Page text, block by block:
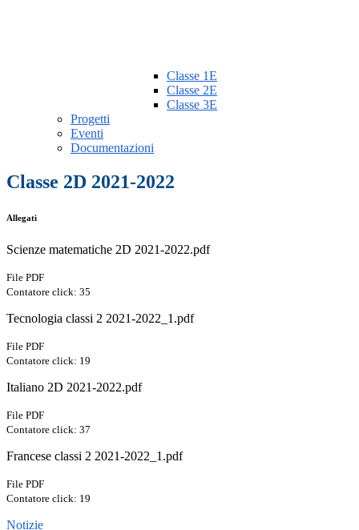
Classe 1E
Classe 2E
Classe 3E
Progetti
Eventi
Documentazioni
Classe 2D 2021-2022
Allegati
Scienze matematiche 2D 2021-2022.pdf
File PDF
Contatore click: 35
Tecnologia classi 2 2021-2022_1.pdf
File PDF
Contatore click: 19
Italiano 2D 2021-2022.pdf
File PDF
Contatore click: 37
Francese classi 2 2021-2022_1.pdf
File PDF
Contatore click: 19
Notizie